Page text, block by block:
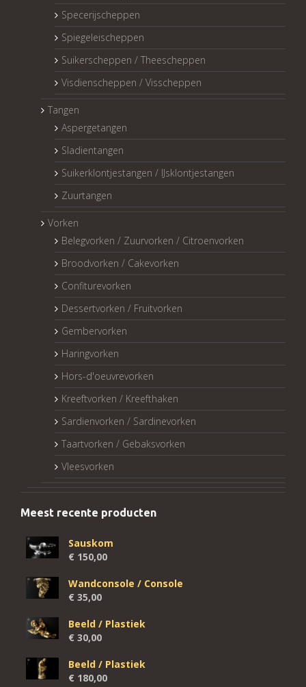
Specerijscheppen
Spiegeleischeppen
Suikerscheppen / Theescheppen
Visdienscheppen / Visscheppen
Tangen
Aspergetangen
Sladientangen
Suikerklontjestangen / IJsklontjestangen
Zuurtangen
Vorken
Belegvorken / Zuurvorken / Citroenvorken
Broodvorken / Cakevorken
Confiturevorken
Dessertvorken / Fruitvorken
Gembervorken
Haringvorken
Hors-d'oeuvrevorken
Kreeftvorken / Kreefthaken
Sardienvorken / Sardinevorken
Taartvorken / Gebaksvorken
Vleesvorken
Meest recente producten
Sauskom
€ 150,00
Wandconsole / Console
€ 35,00
Beeld / Plastiek
€ 30,00
Beeld / Plastiek
€ 180,00